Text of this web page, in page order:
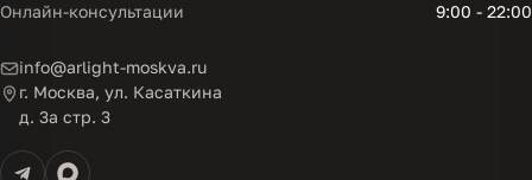
Онлайн-консультации 9:00 - 22:00
info@arlight-moskva.ru
г. Москва, ул. Касаткина
д. 3а стр. 3